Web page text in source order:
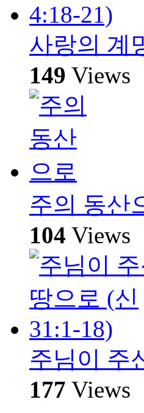
사랑의 계
149 Views
주의 동산
104 Views
주님이 주
177 Views